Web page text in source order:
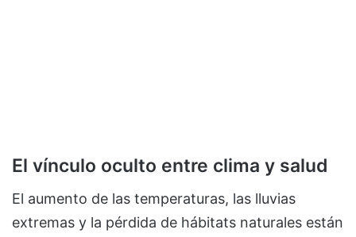
El vínculo oculto entre clima y salud
El aumento de las temperaturas, las lluvias
extremas y la pérdida de hábitats naturales están